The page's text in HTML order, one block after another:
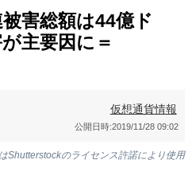
害総額は44億ド
主要因に＝
仮想通貨情報
公開日時:2019/11/28 09:02
Shutterstockのライセンス許諾により使用